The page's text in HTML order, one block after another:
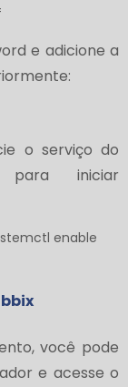
e adicione a
o serviço do
iniciar
enable
você pode
e acesse o